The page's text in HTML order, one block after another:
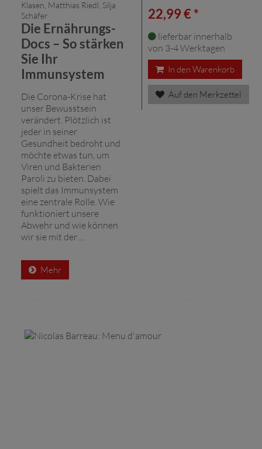
Klasen, Matthias Riedl, Silja
Schäfer
Die Ernährungs-
Docs – So stärken
Sie Ihr
Immunsystem
Die Corona-Krise hat
unser Bewusstsein
verändert. Plötzlich ist
jeder in seiner
Gesundheit bedroht und
möchte etwas tun, um
Viren und Bakterien
Paroli zu bieten. Dabei
spielt das Immunsystem
eine zentrale Rolle. Wie
funktioniert unsere
Abwehr und wie können
wir sie mit der ...
Mehr
22,99 € *
lieferbar innerhalb
von 3-4 Werktagen
In den Warenkorb
Auf den Merkzettel